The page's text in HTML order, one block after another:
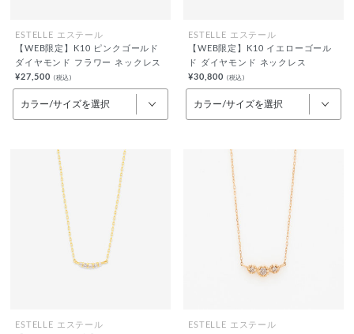
ESTELLE エステール
【WEB限定】K10 ピンクゴールド
ダイヤモンド フラワー ネックレス
¥27,500 (税込)
カラー/サイズを選択
ESTELLE エステール
【WEB限定】K10 イエローゴール
ド ダイヤモンド ネックレス
¥30,800 (税込)
カラー/サイズを選択
ESTELLE エステール
ESTELLE エステール